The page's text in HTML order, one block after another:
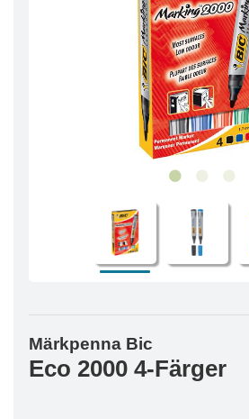
Märkpenna Bic
Eco 2000 4-Färger